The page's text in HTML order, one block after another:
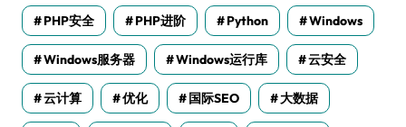
PHP安全 PHP进阶 Python Windows
Windows服务器 Windows运行库 云安全
云计算 优化 国际SEO 大数据